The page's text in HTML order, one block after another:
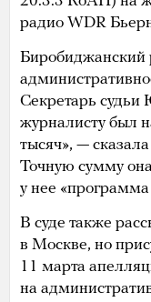
радио WDR
Биробиджанский
Секретарь
журналисту был
тысяч», —
Точную сумму
у нее «программа
В суде также
в Москве, но
11 марта
на